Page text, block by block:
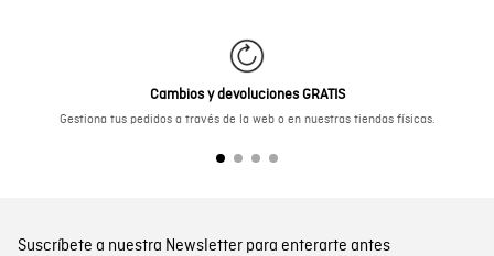
Cambios y devoluciones GRATIS
Gestiona tus pedidos a través de la web o en nuestras tiendas físicas.
Suscríbete a nuestra Newsletter para enterarte antes